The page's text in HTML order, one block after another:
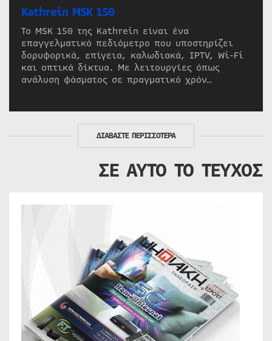
Kathrein MSK 150
Το MSK 150 της Kathrein είναι ένα
επαγγελματικό πεδιόμετρο που υποστηρίζει
δορυφορικά, επίγεια, καλωδιακά, IPTV, Wi-Fi
και οπτικά δίκτυα. Με λειτουργίες όπως
ανάλυση φάσματος σε πραγματικό χρόν…
ΔΙΑΒΑΣΤΕ ΠΕΡΙΣΣΟΤΕΡΑ
ΣΕ ΑΥΤΟ ΤΟ ΤΕΥΧΟΣ